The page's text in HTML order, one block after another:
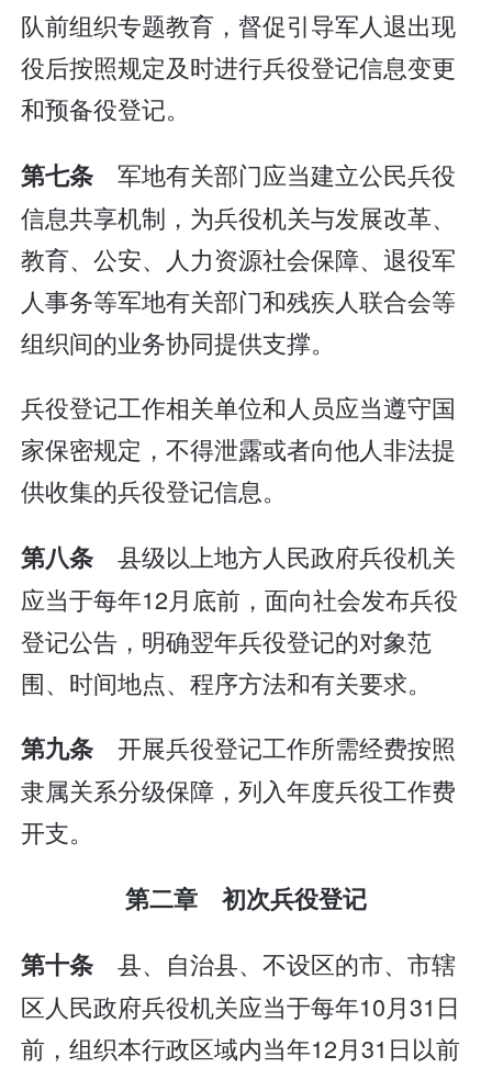
队前组织专题教育，督促引导军人退出现
役后按照规定及时进行兵役登记信息变更
和预备役登记。
第七条军地有关部门应当建立公民兵役
信息共享机制，为兵役机关与发展改革、
教育、公安、人力资源社会保障、退役军
人事务等军地有关部门和残疾人联合会等
组织间的业务协同提供支撑。
兵役登记工作相关单位和人员应当遵守国
家保密规定，不得泄露或者向他人非法提
供收集的兵役登记信息。
第八条县级以上地方人民政府兵役机关
应当于每年12月底前，面向社会发布兵役
登记公告，明确翌年兵役登记的对象范
围、时间地点、程序方法和有关要求。
第九条开展兵役登记工作所需经费按照
隶属关系分级保障，列入年度兵役工作费
开支。
第二章 初次兵役登记
第十条县、自治县、不设区的市、市辖
区人民政府兵役机关应当于每年10月31日
前，组织本行政区域内当年12月31日以前